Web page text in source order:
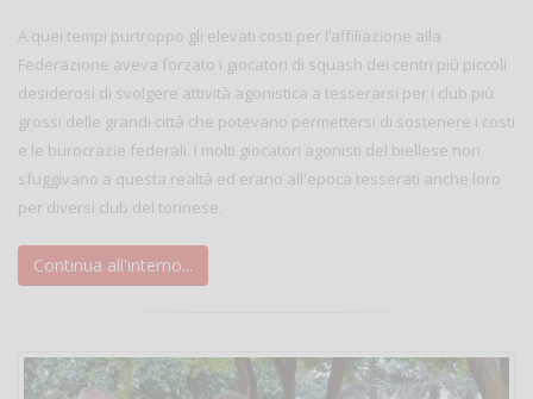
A quei tempi purtroppo gli elevati costi per l’affiliazione alla
Federazione aveva forzato i giocatori di squash dei centri più piccoli
desiderosi di svolgere attività agonistica a tesserarsi per i club più
grossi delle grandi città che potevano permettersi di sostenere i costi
e le burocrazie federali. I molti giocatori agonisti del biellese non
sfuggivano a questa realtà ed erano all'epoca tesserati anche loro
per diversi club del torinese.
Continua all'interno...